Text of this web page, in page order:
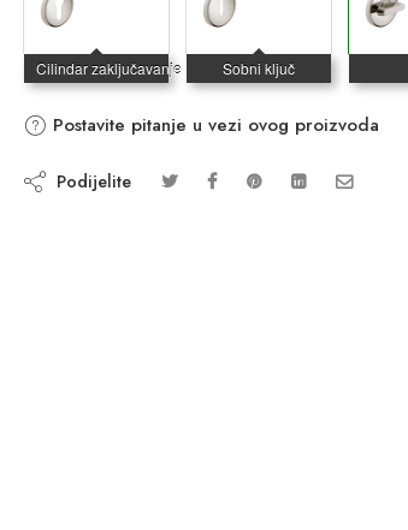
Postavite pitanje u vezi ovog proizvoda
Podijelite